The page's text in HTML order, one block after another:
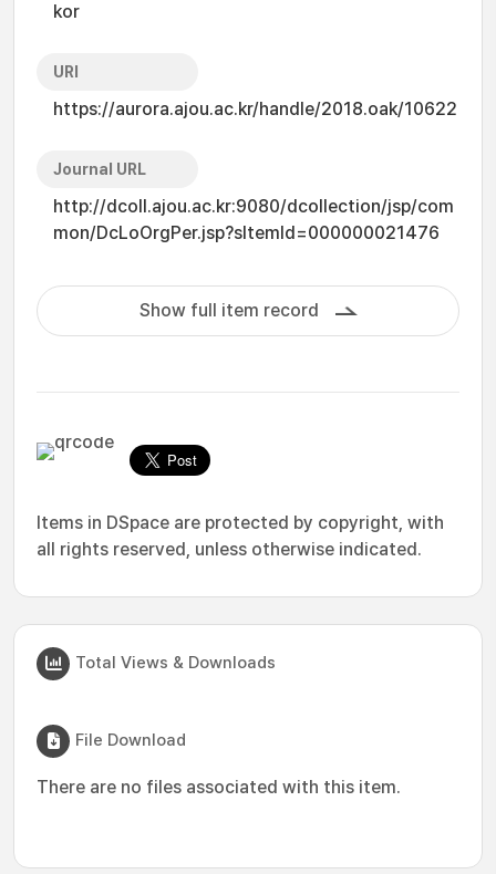
kor
URI
https://aurora.ajou.ac.kr/handle/2018.oak/10622
Journal URL
http://dcoll.ajou.ac.kr:9080/dcollection/jsp/com
mon/DcLoOrgPer.jsp?sItemId=000000021476
Show full item record
Items in DSpace are protected by copyright, with
all rights reserved, unless otherwise indicated.
Total Views & Downloads
File Download
There are no files associated with this item.